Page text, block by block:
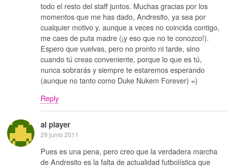
todo el resto del staff juntos. Muchas gracias por los
momentos que me has dado, Andresito, ya sea por
cualquier motivo y, aunque a veces no coincida contigo,
me caes de puta madre (¡y eso que no te conozco!).
Espero que vuelvas, pero no pronto ni tarde, sino
cuando tú creas conveniente, porque lo que es tú,
nunca sobrarás y siempre te estaremos esperando
(aunque no tanto como Duke Nukem Forever) =)
Reply
al player
29 junio 2011
Pues es una pena, pero creo que la verdadera marcha
de Andresito es la falta de actualidad futbolística que